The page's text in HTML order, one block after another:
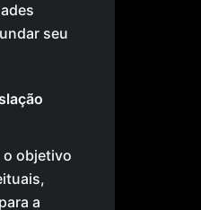
seu
o objetivo
a